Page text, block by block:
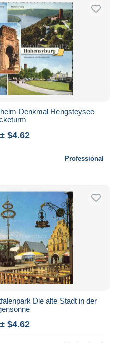
Denkmal Hengsteysee
± $4.62
Professional
Die alte Stadt in der
± $4.62